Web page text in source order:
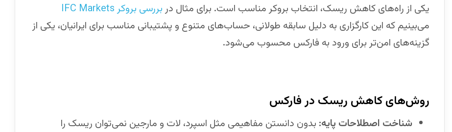
یکی از راه‌های کاهش ریسک، انتخاب بروکر مناسب است. برای مثال دربررسی بروکر IFC Markets
می‌بینیم که این کارگزاری به دلیل سابقه طولانی، حساب‌های متنوع و پشتیبانی مناسب برای ایرانیان، یکی از
گزینه‌های امن‌تر برای ورود به فارکس محسوب می‌شود.
روش‌های کاهش ریسک در فارکس
شناخت اصطلاحات پایه: بدون دانستن مفاهیمی مثل اسپرد، لات و مارجین نمی‌توان ریسک را